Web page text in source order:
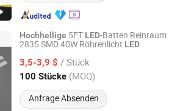
Hochhellige 5FT LED-Batten Reinraum
2835 SMD 40W Röhrenlicht LED
3,5-3,9 $ / Stück
100 Stücke (MOQ)
Anfrage Absenden
Lighting Technology Co., Ltd.
Seit 2013